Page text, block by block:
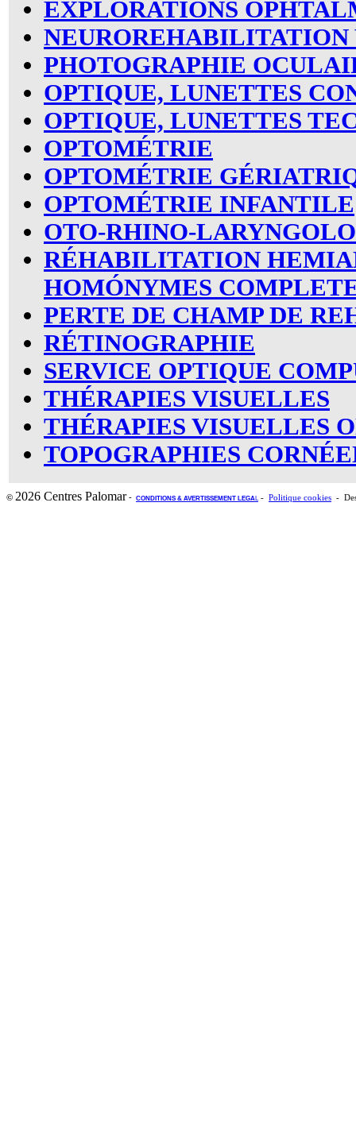
EXPLORATIONS
PHOTOGRAPHIE
OPTIQUE, LUNETTES
OPTIQUE, LUNETTES
OPTOMÉTRIE
OPTOMÉTRIE
OPTOMÉTRIE INFANTILE
OTO-RHINO-
RÉHABILITATION
HOMÓNYMES
PERTE DE CHAMP DE
RÉTINOGRAPHIE
SERVICE OPTIQUE
THÉRAPIES VISUELLES
THÉRAPIES VISUELLES
TOPOGRAPHIES
© 2026 Centres Palomar- CONDITIONS & AVERTISSEMENT LEGAL - Politique cookies -